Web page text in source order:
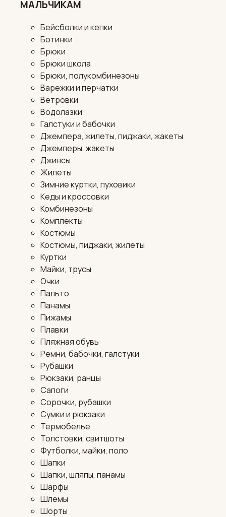
МАЛЬЧИКАМ
Бейсболки и кепки
Ботинки
Брюки
Брюки школа
Брюки, полукомбинезоны
Варежки и перчатки
Ветровки
Водолазки
Галстуки и бабочки
Джемпера, жилеты, пиджаки, жакеты
Джемперы, жакеты
Джинсы
Жилеты
Зимние куртки, пуховики
Кеды и кроссовки
Комбинезоны
Комплекты
Костюмы
Костюмы, пиджаки, жилеты
Куртки
Майки, трусы
Очки
Пальто
Панамы
Пижамы
Плавки
Пляжная обувь
Ремни, бабочки, галстуки
Рубашки
Рюкзаки, ранцы
Сапоги
Сорочки, рубашки
Сумки и рюкзаки
Термобелье
Толстовки, свитшоты
Футболки, майки, поло
Шапки
Шапки, шляпы, панамы
Шарфы
Шлемы
Шорты